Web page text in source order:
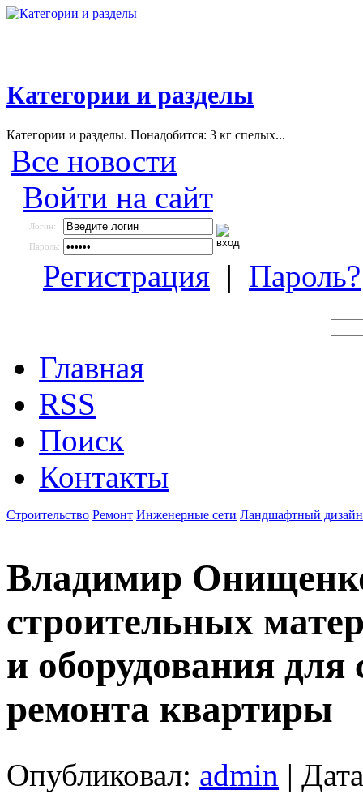
Категории и разделы
Категории и разделы. Понадобится: 3 кг спелых...
Все новости
Войти на сайт
Логин:
Пароль:
Регистрация | Пароль?
Главная
RSS
Поиск
Контакты
Строительство Ремонт Инженерные сети Ландшафтный дизайн
Владимир
строительных
и оборудования для
ремонта квартиры
Опубликовал: admin |